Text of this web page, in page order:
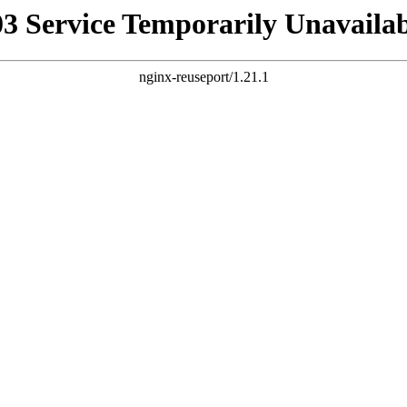
Service Temporarily
nginx-reuseport/1.21.1